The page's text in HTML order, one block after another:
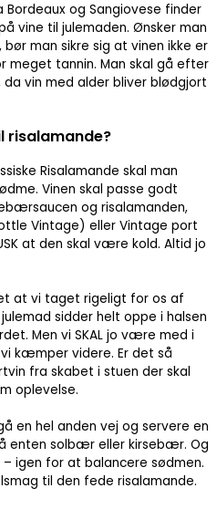
og Sangiovese finder
vine til julemaden. Ønsker man
man sikre sig at vinen ikke er
meget tannin. Man skal gå efter
vin med alder bliver blødgjort
risalamande?
Risalamande skal man
Vinen skal passe godt
og risalamanden,
Vintage) eller Vintage port
at den skal være kold. Altid jo
at vi taget rigeligt for os af
sidder helt oppe i halsen
Men vi SKAL jo være med i
kæmper videre. Er det så
fra skabet i stuen der skal
oplevelse.
en hel anden vej og servere en
enten solbær eller kirsebær. Og
igen for at balancere sødmen.
til den fede risalamande.